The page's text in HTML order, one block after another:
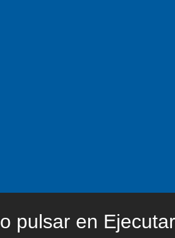
pulsar en